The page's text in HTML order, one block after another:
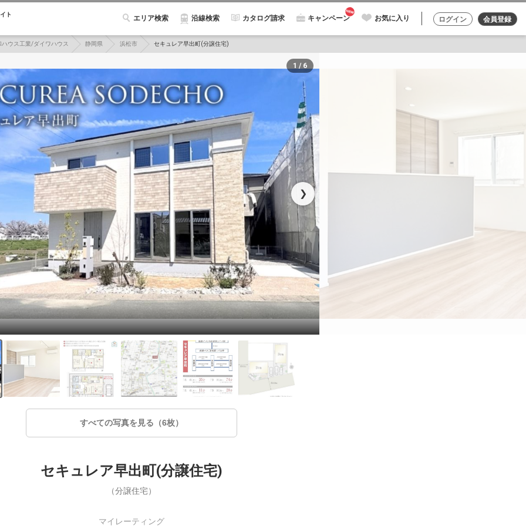
ト エリア検索 沿線検索 カタログ請求 キャンペーン お気に入り ログイン 会員登録
ハウス工業/ダイワハウス 静岡県 浜松市 セキュレア早出町(分譲住宅)
❯
1 / 6
すべての写真を見る（6枚）
セキュレア早出町(分譲住宅)
（分譲住宅）
マイレーティング